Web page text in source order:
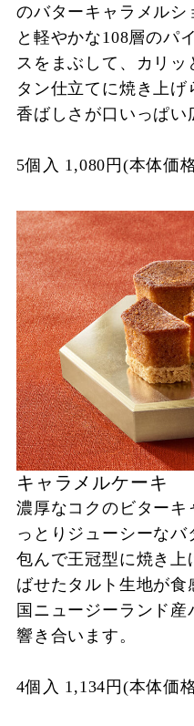
のバターキャラメルシ
と軽やかな108層のパ
スをまぶして、カリ
タン仕立てに焼き上
香ばしさが口いっぱい
5個入 1,080円(本体価
キャラメルケーキ
濃厚なコクのビターキ
っとりジューシーな
包んで王冠型に焼き
ばせたタルト生地が
国ニュージーランド
響き合います。
4個入 1,134円(本体価